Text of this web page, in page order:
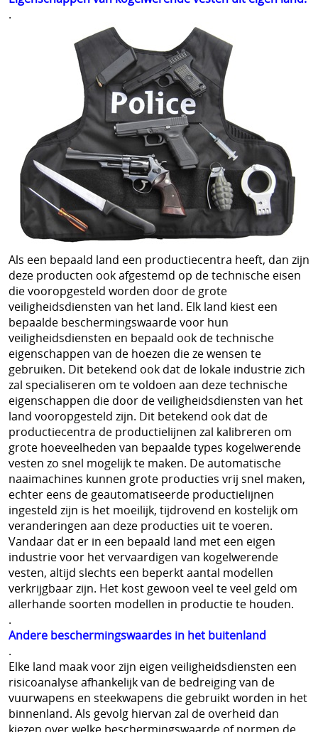
Torskin
Broeken
Vesten
Plaat dragers
Helmen
Anti Kalashnikov vesten
POLITIE UITRUSTING
Mouwen
Handschoenen
Bivakmutsen
Sjaals en col
SECURITY uitrusting
MILITAIRE uitrusting
Modulaire accessoires
NOODPAKKET BELGIE
Survival & Defense Prepping
Survival shop belgie
CRISIS survival shop
Boogschieten
Jachtkledij
Persoonlijke bescherming Afrika reizen
Voetbalsupporters
Buitenhoezen kogelwerende vesten
Militaire shop
Politie uitrusting
Steekwerende vesten
Steekwerend T-shirt
Veel gestelde vragen
Torskin
Info
Mijn account
Contact
Herroeping
.
Als een bepaald land een productiecentra heeft, dan zijn
deze producten ook afgestemd op de technische eisen
die vooropgesteld worden door de grote
veiligheidsdiensten van het land. Elk land kiest een
bepaalde beschermingswaarde voor hun
veiligheidsdiensten en bepaald ook de technische
eigenschappen van de hoezen die ze wensen te
gebruiken. Dit betekend ook dat de lokale industrie zich
zal specialiseren om te voldoen aan deze technische
eigenschappen die door de veiligheidsdiensten van het
land vooropgesteld zijn. Dit betekend ook dat de
productiecentra de productielijnen zal kalibreren om
grote hoeveelheden van bepaalde types kogelwerende
vesten zo snel mogelijk te maken. De automatische
naaimachines kunnen grote producties vrij snel maken,
echter eens de geautomatiseerde productielijnen
ingesteld zijn is het moeilijk, tijdrovend en kostelijk om
veranderingen aan deze producties uit te voeren.
Vandaar dat er in een bepaald land met een eigen
industrie voor het vervaardigen van kogelwerende
vesten, altijd slechts een beperkt aantal modellen
verkrijgbaar zijn. Het kost gewoon veel te veel geld om
allerhande soorten modellen in productie te houden.
.
Andere beschermingswaardes in het buitenland
.
Elke land maak voor zijn eigen veiligheidsdiensten een
risicoanalyse afhankelijk van de bedreiging van de
vuurwapens en steekwapens die gebruikt worden in het
binnenland. Als gevolg hiervan zal de overheid dan